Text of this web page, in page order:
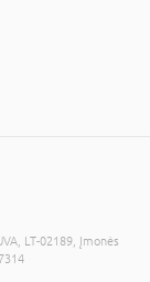
LT-02189, Įmonės